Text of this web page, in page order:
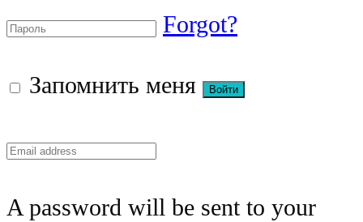
Forgot?
Запомнить меня
A password will be sent to your